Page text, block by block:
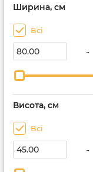
Ширина, см
Всі
-
Висота, см
Всі
-